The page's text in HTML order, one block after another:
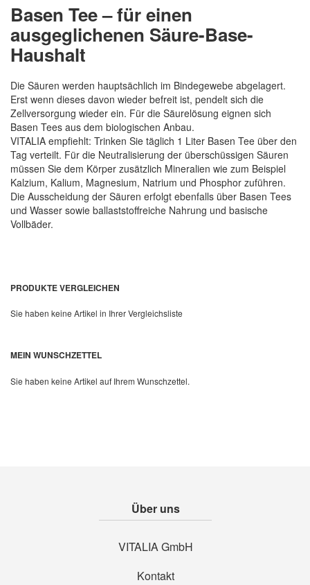
Basen Tee – für einen
ausgeglichenen Säure-Base-
Haushalt
Die Säuren werden hauptsächlich im Bindegewebe abgelagert.
Erst wenn dieses davon wieder befreit ist, pendelt sich die
Zellversorgung wieder ein. Für die Säurelösung eignen sich
Basen Tees aus dem biologischen Anbau.
VITALIA empfiehlt: Trinken Sie täglich 1 Liter Basen Tee über den
Tag verteilt. Für die Neutralisierung der überschüssigen Säuren
müssen Sie dem Körper zusätzlich Mineralien wie zum Beispiel
Kalzium, Kalium, Magnesium, Natrium und Phosphor zuführen.
Die Ausscheidung der Säuren erfolgt ebenfalls über Basen Tees
und Wasser sowie ballaststoffreiche Nahrung und basische
Vollbäder.
PRODUKTE VERGLEICHEN
Sie haben keine Artikel in Ihrer Vergleichsliste
MEIN WUNSCHZETTEL
Sie haben keine Artikel auf Ihrem Wunschzettel.
Über uns
VITALIA GmbH
Kontakt